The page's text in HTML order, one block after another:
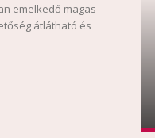
emelkedő magas
átlátható és